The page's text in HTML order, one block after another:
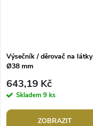
Výsečník / děrovač na látky
Ø38 mm
643,19 Kč
Skladem 9 ks
ZOBRAZIT